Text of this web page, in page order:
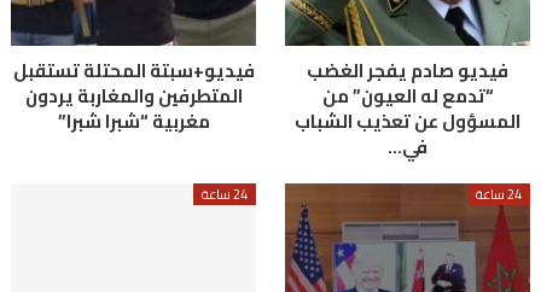
فيديو صادم يفجر الغضب
“تدمع له العيون” من
المسؤول عن تعذيب الشباب
في…
فيديو+سبتة المحتلة تستقبل
المتطرفين والمغاربة يردون
مغربية “شبرا شبرا”
24 ساعة 24 ساعة